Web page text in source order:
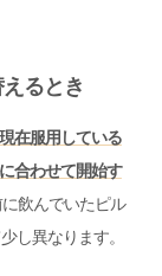
るとき
在服用している
合わせて開始す
飲んでいたピル
し異なります。